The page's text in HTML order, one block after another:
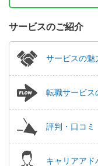
サービスのご紹介
サービスの魅
転職サービス
評判・口コミ
キャリアアド